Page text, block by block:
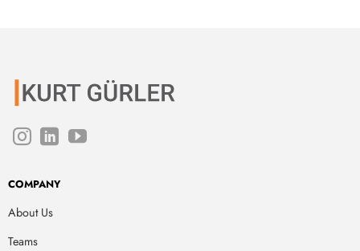
COMPANY
About Us
Teams